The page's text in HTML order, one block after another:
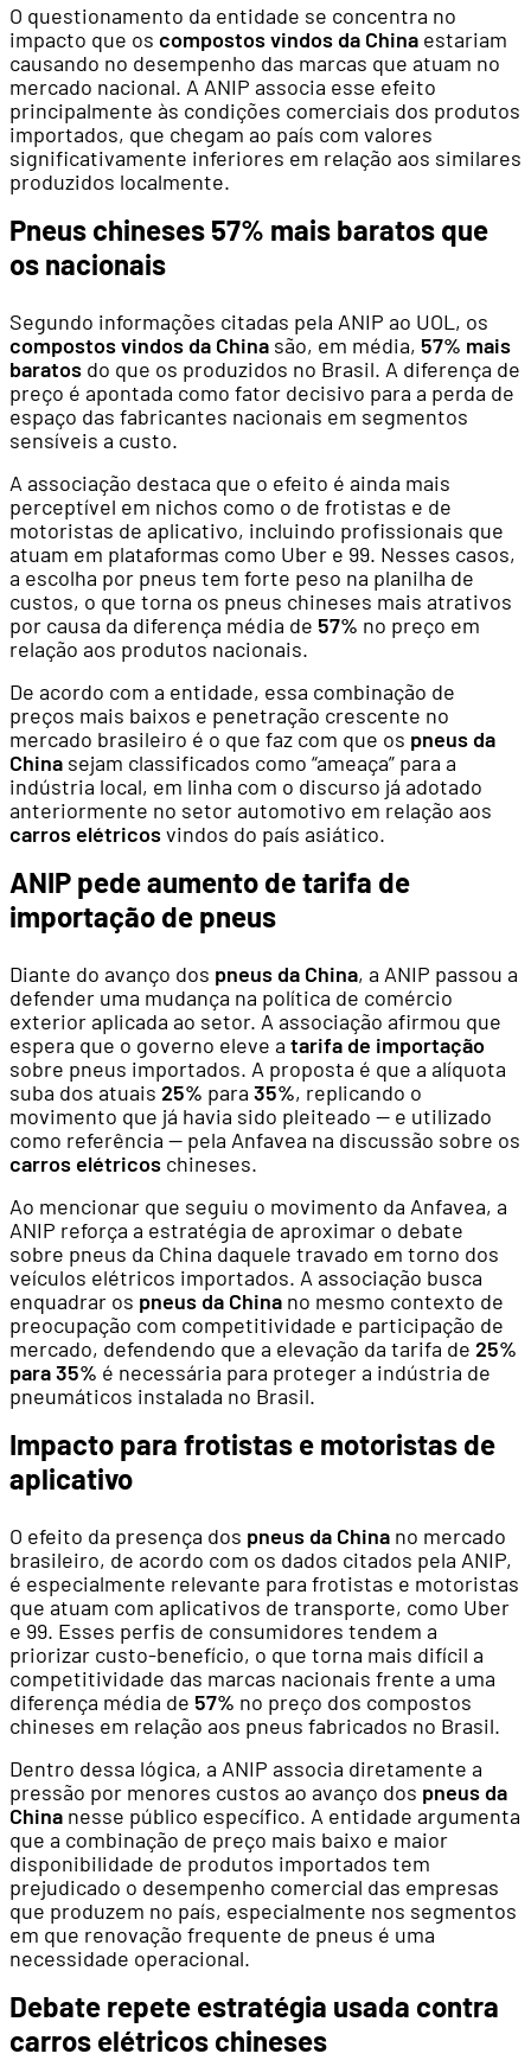
O questionamento da entidade se concentra no
impacto que os compostos vindos da China estariam
causando no desempenho das marcas que atuam no
mercado nacional. A ANIP associa esse efeito
principalmente às condições comerciais dos produtos
importados, que chegam ao país com valores
significativamente inferiores em relação aos similares
produzidos localmente.
Pneus chineses 57% mais baratos que
os nacionais
Segundo informações citadas pela ANIP ao UOL, os
compostos vindos da China são, em média, 57% mais
baratos do que os produzidos no Brasil. A diferença de
preço é apontada como fator decisivo para a perda de
espaço das fabricantes nacionais em segmentos
sensíveis a custo.
A associação destaca que o efeito é ainda mais
perceptível em nichos como o de frotistas e de
motoristas de aplicativo, incluindo profissionais que
atuam em plataformas como Uber e 99. Nesses casos,
a escolha por pneus tem forte peso na planilha de
custos, o que torna os pneus chineses mais atrativos
por causa da diferença média de 57% no preço em
relação aos produtos nacionais.
De acordo com a entidade, essa combinação de
preços mais baixos e penetração crescente no
mercado brasileiro é o que faz com que os pneus da
China sejam classificados como “ameaça” para a
indústria local, em linha com o discurso já adotado
anteriormente no setor automotivo em relação aos
carros elétricosvindos do país asiático.
ANIP pede aumento de tarifa de
importação de pneus
Diante do avanço dos pneus da China, a ANIP passou a
defender uma mudança na política de comércio
exterior aplicada ao setor. A associação afirmou que
espera que o governo eleve a tarifa de importação
sobre pneus importados. A proposta é que a alíquota
suba dos atuais 25% para 35%, replicando o
movimento que já havia sido pleiteado — e utilizado
como referência — pela Anfavea na discussão sobre os
carros elétricos chineses.
Ao mencionar que seguiu o movimento da Anfavea, a
ANIP reforça a estratégia de aproximar o debate
sobre pneus da China daquele travado em torno dos
veículos elétricos importados. A associação busca
enquadrar os pneus da China no mesmo contexto de
preocupação com competitividade e participação de
mercado, defendendo que a elevação da tarifa de 25%
para 35% é necessária para proteger a indústria de
pneumáticos instalada no Brasil.
Impacto para frotistas e motoristas de
aplicativo
O efeito da presença dos pneus da China no mercado
brasileiro, de acordo com os dados citados pela ANIP,
é especialmente relevante para frotistas e motoristas
que atuam com aplicativos de transporte, como Uber
e 99. Esses perfis de consumidores tendem a
priorizar custo-benefício, o que torna mais difícil a
competitividade das marcas nacionais frente a uma
diferença média de 57% no preço dos compostos
chineses em relação aos pneus fabricados no Brasil.
Dentro dessa lógica, a ANIP associa diretamente a
pressão por menores custos ao avanço dos pneus da
China nesse público específico. A entidade argumenta
que a combinação de preço mais baixo e maior
disponibilidade de produtos importados tem
prejudicado o desempenho comercial das empresas
que produzem no país, especialmente nos segmentos
em que renovação frequente de pneus é uma
necessidade operacional.
Debate repete estratégia usada contra
carros elétricos chineses